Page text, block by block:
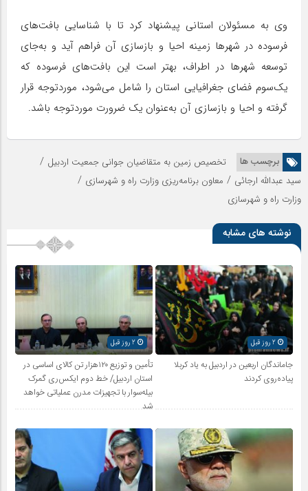
وی به مسئولان استانی پیشنهاد کرد تا با شناسایی بافت‌های
فرسوده در شهرها زمینه احیا و بازسازی آن فراهم آید و به‌جای
توسعه شهرها در اطراف، بهتر است این بافت‌های فرسوده که
یک‌سوم فضای جغرافیایی استان را شامل می‌شود، موردتوجه قرار
گرفته و احیا و بازسازی آن به‌عنوان یک ضرورت موردتوجه باشد.
برچسب ها تخصیص زمین به متقاضیان جوانی جمعیت اردبیل /
سید عبدالله ارجائی / معاون برنامه‌ریزی وزارت راه و شهرسازی /
وزارت راه و شهرسازی
نوشته های مشابه
2 روز قبل
جاماندگان اربعین در اردبیل به یاد کربلا
پیاده‌روی کردند
تأمین و توزیع ۱۲۰هزار تن کالای اساسی در
استان اردبیل/ خط دوم ایکس‌ری گمرک
بیله‌سوار با تجهیزات مدرن عملیاتی خواهد
شد